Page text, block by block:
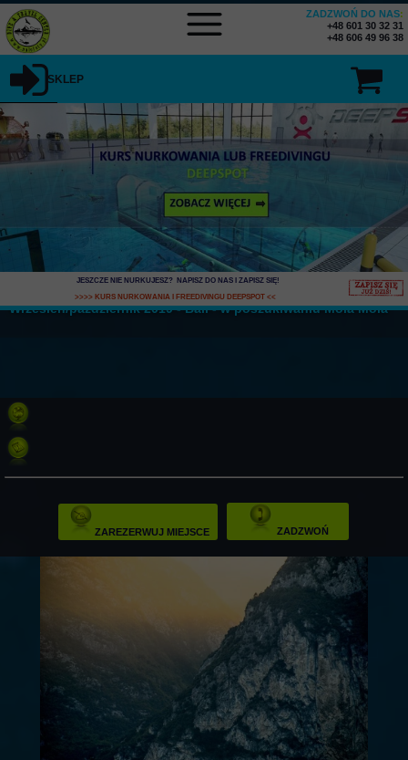
SKLEP
ZADZWOŃ DO NAS:
+48 601 30 32 31
+48 606 49 96 38
JESZCZE NIE NURKUJESZ? NAPISZ DO NAS I ZAPISZ SIĘ!
>>>> KURS NURKOWANIA I FREEDIVINGU DEEPSPOT<<
ZADZWOŃ
ZAREZERWUJ MIEJSCE
Wrzesień/październik 2019 - Bali - w poszukiwaniu Mola Mola